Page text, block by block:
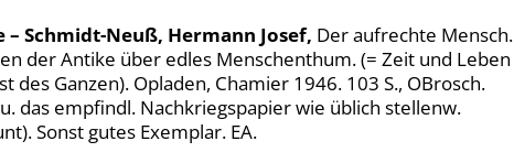
– Schmidt-Neuß, Hermann Josef, Der aufrechte Mensch.
der Antike über edles Menschenthum. (= Zeit und Leben
des Ganzen). Opladen, Chamier 1946. 103 S., OBrosch.
das empfindl. Nachkriegspapier wie üblich stellenw.
Sonst gutes Exemplar. EA.